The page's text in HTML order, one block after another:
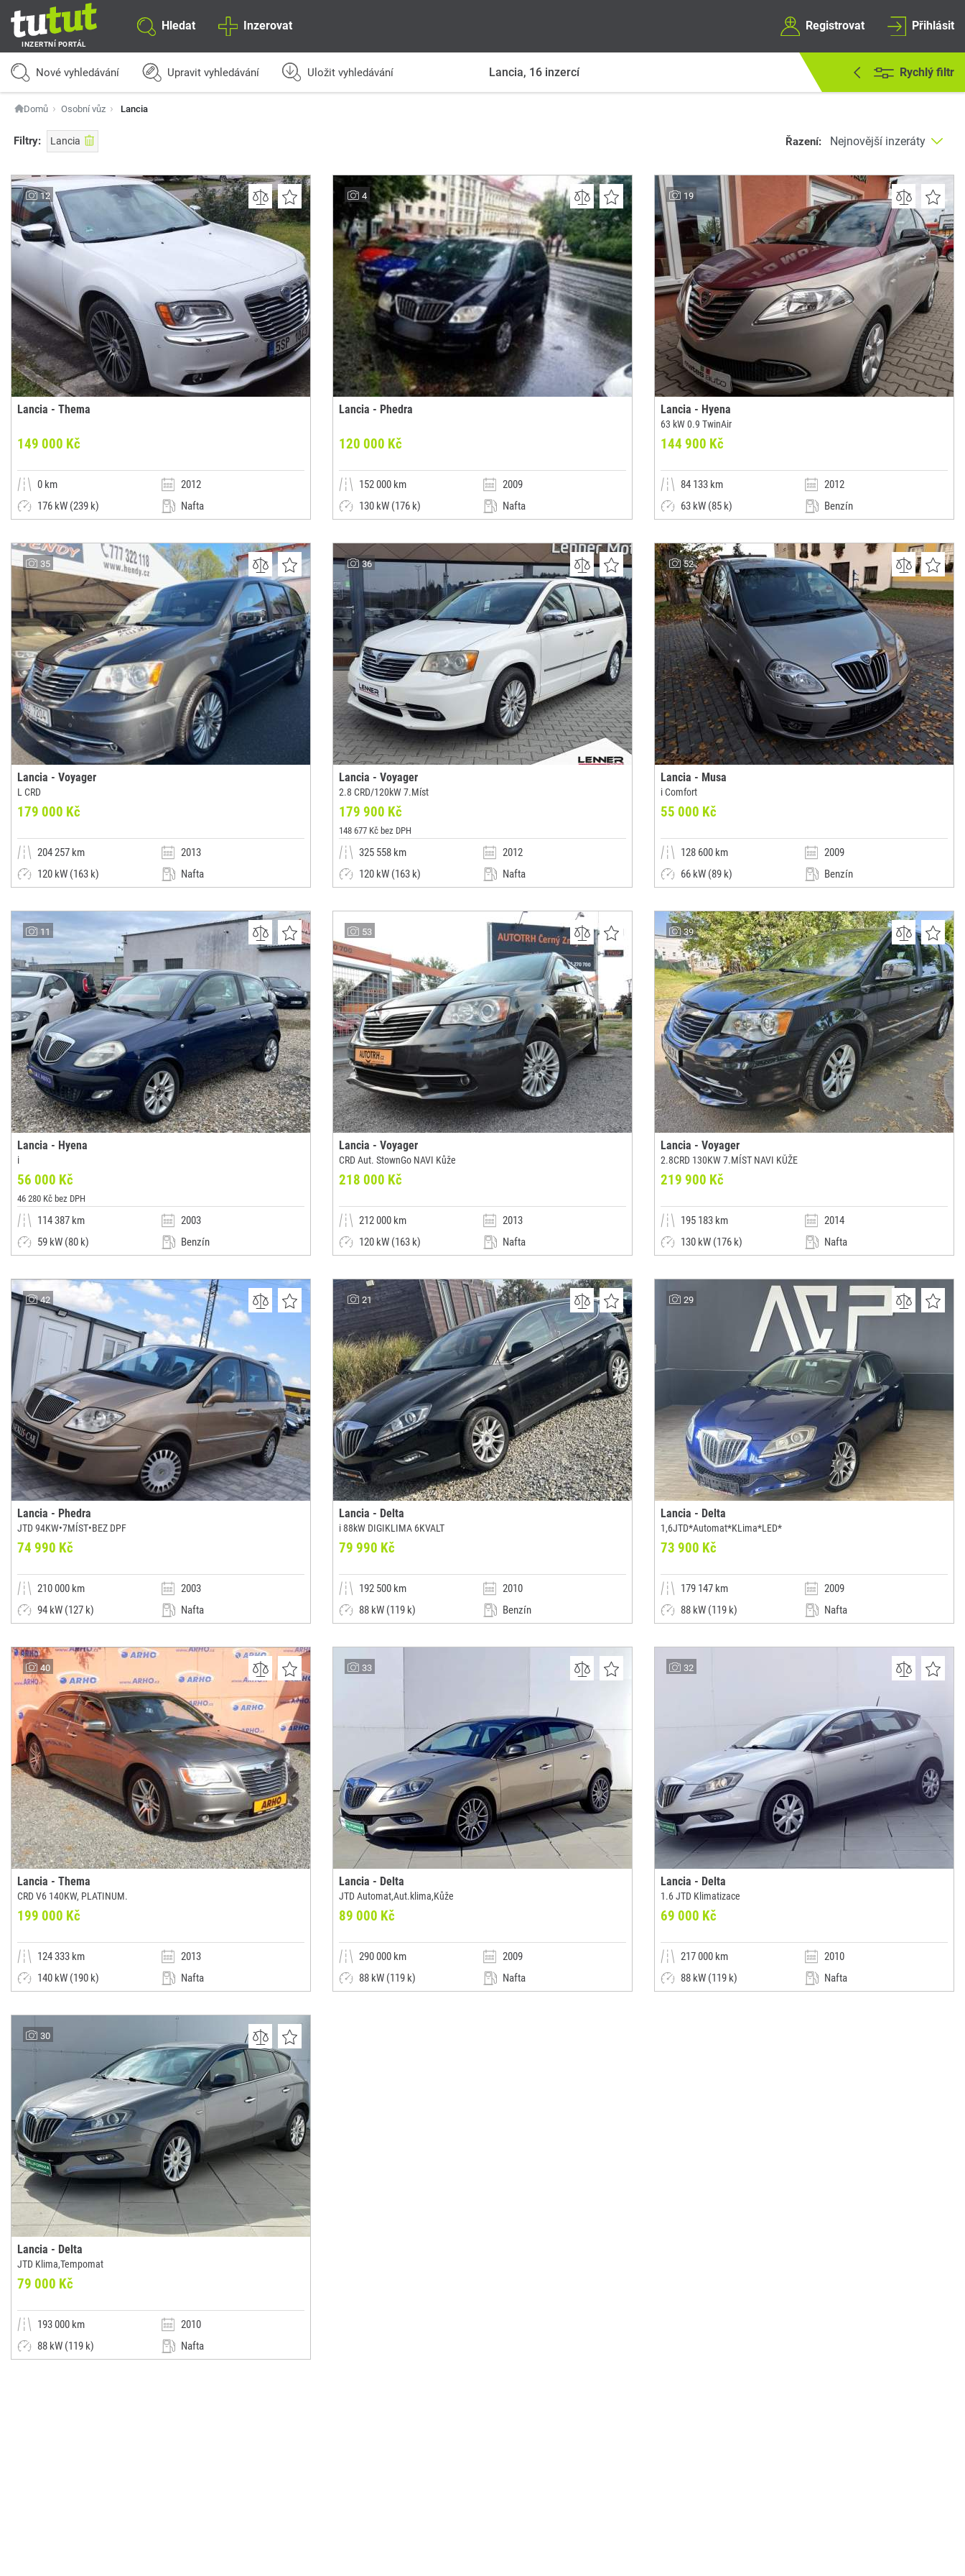
INZERTNÍ PORTÁL
Hledat Inzerovat Registrovat Přihlásit
Nové vyhledávání Upravit vyhledávání Uložit vyhledávání Lancia, 16 inzercí Rychlý filtr
Domů Osobní vůz Lancia
Filtry: Lancia Řazení:
12
Lancia - Thema
149 000 Kč
0 km
2012
176 kW (239 k)
Nafta
AutoK
-
(0x)
4
Lancia - Phedra
120 000 Kč
152 000 km
2009
130 kW (176 k)
Nafta
AutoK
(0x)
19
Lancia - Hyena
63 kW 0.9 TwinAir
144 900 Kč
84 133 km
2012
63 kW (85 k)
Benzín
Auto Moto centrum Chrudim
Chrudim
(0x)
35
Lancia - Voyager
L CRD
179 000 Kč
204 257 km
2013
120 kW (163 k)
Nafta
AUTO HENDY, s.r.o.
Praha 9
(0x)
36
Lancia - Voyager
2.8 CRD/120kW 7.Míst
179 900 Kč
148 677 Kč bez DPH
325 558 km
2012
120 kW (163 k)
Nafta
Lenner Motors s.r.o.
Praha 4 - Braník
(0x)
52
Lancia - Musa
i Comfort
55 000 Kč
128 600 km
2009
66 kW (89 k)
Benzín
ACB AUTA s.r.o.
Kamenný Újezd
(0x)
11
Lancia - Hyena
i
56 000 Kč
46 280 Kč bez DPH
114 387 km
2003
59 kW (80 k)
Benzín
L&Z AUTO s.r.o
Roudnice nad Labem
(0x)
53
Lancia - Voyager
CRD Aut. StownGo NAVI Kůže
218 000 Kč
212 000 km
2013
120 kW (163 k)
Nafta
AUTOTRH Černý
Znojmo
(0x)
39
Lancia - Voyager
2.8CRD 130KW 7.MÍST NAVI KŮŽE
219 900 Kč
195 183 km
2014
130 kW (176 k)
Nafta
BV-AUTO
České Budějovice 10
(0x)
42
Lancia - Phedra
JTD 94KW•7MÍST•BEZ DPF
74 990 Kč
210 000 km
2003
94 kW (127 k)
Nafta
AUTOBAZAR NEXUS-CAR s.r.o.
Moravské Budějovice
(0x)
21
Lancia - Delta
i 88kW DIGIKLIMA 6KVALT
79 990 Kč
192 500 km
2010
88 kW (119 k)
Benzín
Vojtěch Ptáček
Třebíč
(0x)
29
Lancia - Delta
1,6JTD*Automat*KLima*LED*
73 900 Kč
179 147 km
2009
88 kW (119 k)
Nafta
Autocentrum Pohořelice s.r.o.
Pohořelice
(0x)
40
Lancia - Thema
CRD V6 140KW, PLATINUM.
199 000 Kč
124 333 km
2013
140 kW (190 k)
Nafta
Arho autobazar
Malešice (Praha 10)
(0x)
33
Lancia - Delta
JTD Automat,Aut.klima,Kůže
89 000 Kč
290 000 km
2009
88 kW (119 k)
Nafta
32
Lancia - Delta
1.6 JTD Klimatizace
69 000 Kč
217 000 km
2010
88 kW (119 k)
Nafta
30
Lancia - Delta
JTD Klima,Tempomat
79 000 Kč
193 000 km
2010
88 kW (119 k)
Nafta